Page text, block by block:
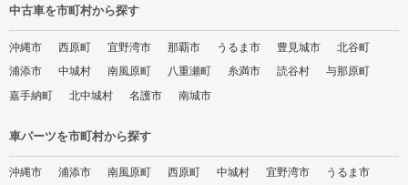
中古車を市町村から探す
沖縄市 西原町 宜野湾市 那覇市 うるま市 豊見城市
北谷町
浦添市
中城村 南風原町 八重瀬町 糸満市 読谷村
与那原町
嘉手納町
北中城村 名護市 南城市
車パーツを市町村から探す
沖縄市 浦添市 南風原町 西原町 中城村 宜野湾市
うるま市